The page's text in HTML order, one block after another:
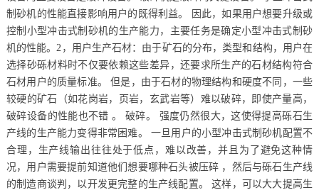
制砂机的性能直接影响用户的既得利益。 因此，如果用户想要升级或
控制小型冲击式制砂机的生产能力，主要任务是确定小型冲击式制砂
机的性能。2，用户生产石材：由于矿石的分布，类型和结构，用户在
选择砂砾材料时不仅要依赖这些差异，还要求所生产的石材结构符合
石材用户的质量标准。 但是，由于石材的物理结构和硬度不同，一些
较硬的矿石（如花岗岩，页岩，玄武岩等）难以破碎，即使产量高，
破碎设备的性能也不错 。 破碎。 强度仍然很大，这使得提高砾石生
产线的生产能力变得非常困难。 一旦用户的小型冲击式制砂机配置不
合理，生产线输出往往处于低点，难以改善，并且为了避免这种情
况，用户需要提前知道他们想要哪种石头被压碎 ，然后与砾石生产线
的制造商谈判，以开发更完整的生产线配置。 这样，可以大大提高生